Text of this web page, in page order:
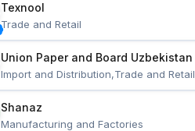
Texnool
Trade and Retail
Union Paper and Board Uzbekistan
Import and Distribution,Trade and Retail
Shanaz
Manufacturing and Factories